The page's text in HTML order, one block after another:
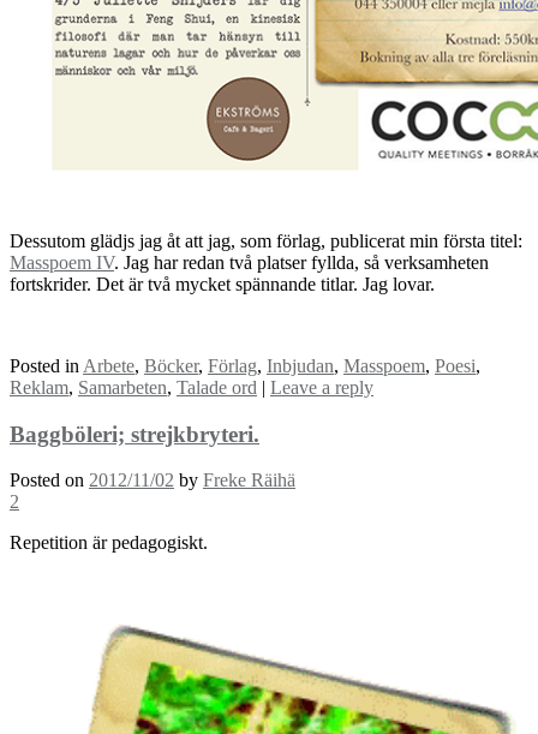
Dessutom glädjs jag åt att jag, som förlag, publicerat min första titel:
Masspoem IV. Jag har redan två platser fyllda, så verksamheten
fortskrider. Det är två mycket spännande titlar. Jag lovar.
Posted in Arbete, Böcker, Förlag, Inbjudan, Masspoem, Poesi,
Reklam, Samarbeten, Talade ord | Leave a reply
Baggböleri; strejkbryteri.
Posted on 2012/11/02 by Freke Räihä
2
Repetition är pedagogiskt.